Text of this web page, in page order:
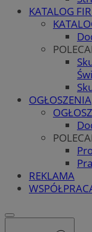
KATALOG
OGŁOSZENIA
REKLAMA